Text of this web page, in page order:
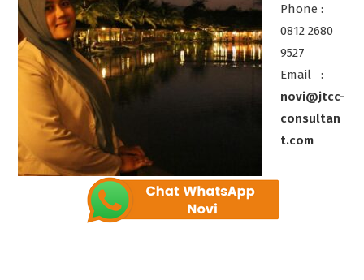
Phone :
0812 2680
9527
Email :
novi@jtcc-
consultan
t.com